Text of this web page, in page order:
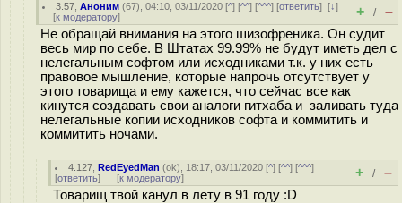
3.57 ,Аноним (67), 04:10, 03/11/2020 [^] [^^] [^^^] [ответить][↓]
[к модератору] + / –
Не обращай внимания на этого шизофреника. Он судит
весь мир по себе. В Штатах 99.99% не будут иметь дел с
нелегальным софтом или исходниками т.к. у них есть
правовое мышление, которые напрочь отсутствует у
этого товарища и ему кажется, что сейчас все как
кинутся создавать свои аналоги гитхаба и заливать туда
нелегальные копии исходников софта и коммитить и
коммитить ночами.
4.127 ,RedEyedMan (ok), 18:17, 03/11/2020 [^] [^^] [^^^]
[ответить] [к модератору] + / –
Товарищ твой канул в лету в 91 году :D